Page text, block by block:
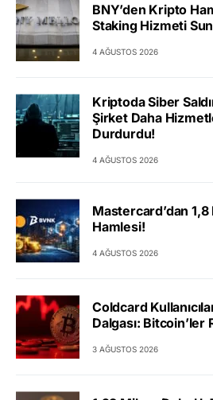
BNY’den Kripto
Staking Hizmeti
4 AĞUSTOS 2026
Kriptoda Siber
Şirket Daha
Durdurdu!
4 AĞUSTOS 2026
Mastercard’dan
Hamlesi!
4 AĞUSTOS 2026
Coldcard
Dalgası: Bitcoin’ler
3 AĞUSTOS 2026